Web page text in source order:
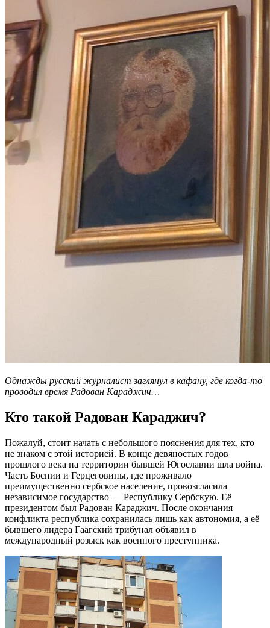
Однажды русский журналист заглянул в кафану, где когда-то
проводил время Радован Караджич…
Кто такой Радован Караджич?
Пожалуй, стоит начать с небольшого пояснения для тех, кто
не знаком с этой историей. В конце девяностых годов
прошлого века на территории бывшей Югославии шла война.
Часть Боснии и Герцеговины, где проживало
преимущественно сербское население, провозгласила
независимое государство — Республику Сербскую. Её
президентом был Радован Караджич. После окончания
конфликта республика сохранилась лишь как автономия, а её
бывшего лидера Гаагский трибунал объявил в
международный розыск как военного преступника.